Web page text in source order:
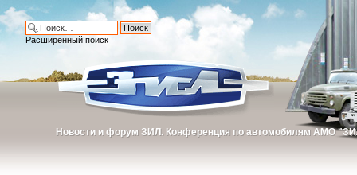
Новости и форум ЗИЛ. Конференция по автомобилям АМО
Новости и форум ЗИЛ. Конференция по автомобилям АМО
Расширенный поиск